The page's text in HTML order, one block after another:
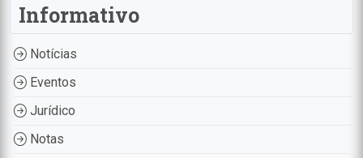
Informativo
Notícias
Eventos
Jurídico
Notas